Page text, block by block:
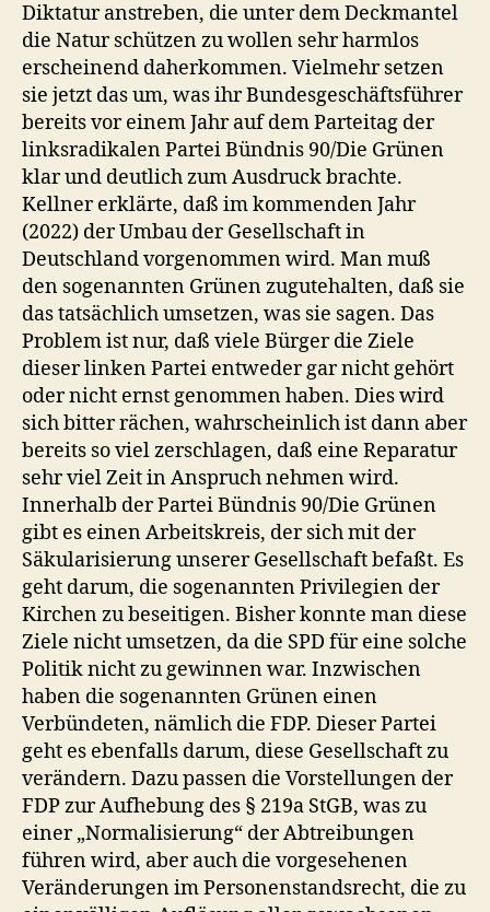
Diktatur anstreben, die unter dem Deckmantel
die Natur schützen zu wollen sehr harmlos
erscheinend daherkommen. Vielmehr setzen
sie jetzt das um, was ihr Bundesgeschäftsführer
bereits vor einem Jahr auf dem Parteitag der
linksradikalen Partei Bündnis 90/Die Grünen
klar und deutlich zum Ausdruck brachte.
Kellner erklärte, daß im kommenden Jahr
(2022) der Umbau der Gesellschaft in
Deutschland vorgenommen wird. Man muß
den sogenannten Grünen zugutehalten, daß sie
das tatsächlich umsetzen, was sie sagen. Das
Problem ist nur, daß viele Bürger die Ziele
dieser linken Partei entweder gar nicht gehört
oder nicht ernst genommen haben. Dies wird
sich bitter rächen, wahrscheinlich ist dann aber
bereits so viel zerschlagen, daß eine Reparatur
sehr viel Zeit in Anspruch nehmen wird.
Innerhalb der Partei Bündnis 90/Die Grünen
gibt es einen Arbeitskreis, der sich mit der
Säkularisierung unserer Gesellschaft befaßt. Es
geht darum, die sogenannten Privilegien der
Kirchen zu beseitigen. Bisher konnte man diese
Ziele nicht umsetzen, da die SPD für eine solche
Politik nicht zu gewinnen war. Inzwischen
haben die sogenannten Grünen einen
Verbündeten, nämlich die FDP. Dieser Partei
geht es ebenfalls darum, diese Gesellschaft zu
verändern. Dazu passen die Vorstellungen der
FDP zur Aufhebung des § 219a StGB, was zu
einer „Normalisierung“ der Abtreibungen
führen wird, aber auch die vorgesehenen
Veränderungen im Personenstandsrecht, die zu